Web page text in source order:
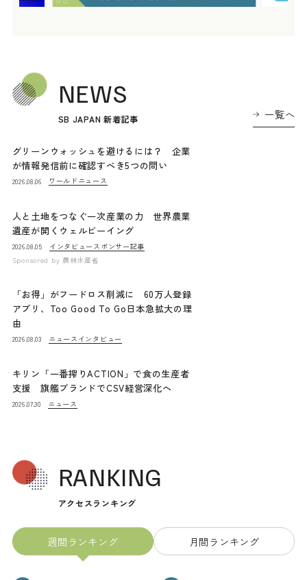
NEWS
SB JAPAN 新着記事 一覧へ
グリーンウォッシュを避けるには？ 企業
が情報発信前に確認すべき5つの問い
2026.08.06 ワールドニュース
人と土地をつなぐ一次産業の力 世界農業
遺産が開くウェルビーイング
2026.08.05 インタビュー スポンサー記事
Sponsored by 農林水産省
「お得」がフードロス削減に 60万人登録
アプリ、Too Good To Go日本急拡大の理
由
2026.08.03 ニュース インタビュー
キリン「一番搾りACTION」で食の生産者
支援 旗艦ブランドでCSV経営深化へ
2026.07.30 ニュース
RANKING
アクセスランキング
週間ランキング 月間ランキング